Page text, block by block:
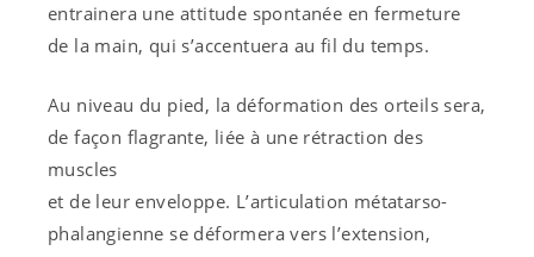
entrainera une attitude spontanée en fermeture
de la main, qui s’accentuera au fil du temps.
Au niveau du pied, la déformation des orteils sera,
de façon flagrante, liée à une rétraction des
muscles
et de leur enveloppe. L’articulation métatarso-
phalangienne se déformera vers l’extension,